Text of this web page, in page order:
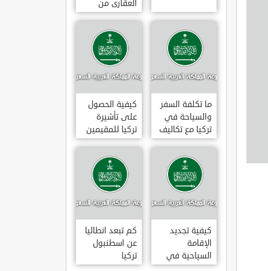
العقارى من
تجارى إلى
سكنى فى
تركيا
ما تكلفة السفر
والسياحة في
تركيا مع تكاليف
الاقامة
كيفية الحصول
على تأشيرة
تركيا للمقيمين
بالسعودية
2020
كيفية تجديد
الإقامة
السياحية في
تركيا وما
كم تبعد انطاليا
عن اسطنبول
تركيا